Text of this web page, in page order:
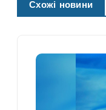
Схожі новини